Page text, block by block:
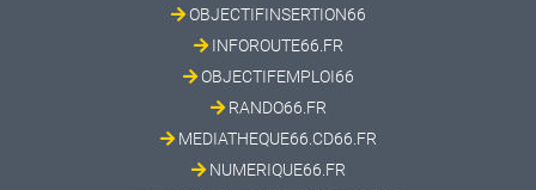
OBJECTIFINSERTION66
INFOROUTE66.FR
OBJECTIFEMPLOI66
RANDO66.FR
MEDIATHEQUE66.CD66.FR
NUMERIQUE66.FR